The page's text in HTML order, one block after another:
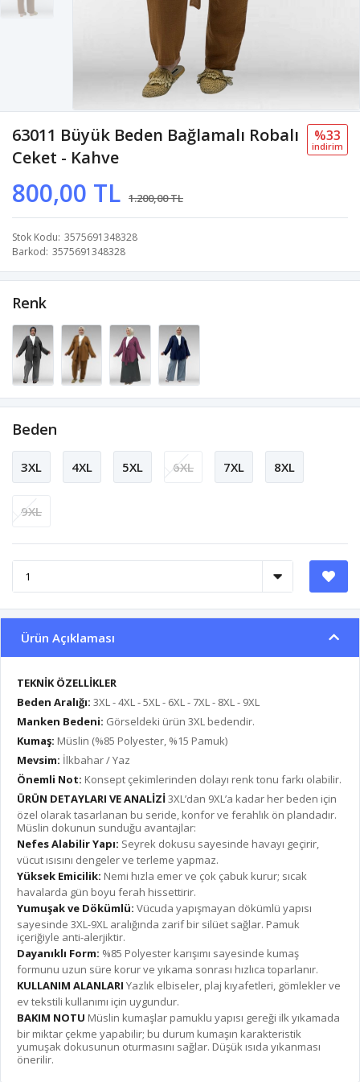
63011 Büyük Beden Bağlamalı Robalı
Ceket - Kahve
800,00 TL 1.200,00 TL
%33
i̇ndi̇ri̇m
Stok Kodu 3575691348328
Barkod 3575691348328
Renk
Beden
3XL 4XL 5XL 6XL 7XL 8XL
9XL
Ürün Açıklaması
TEKNİK ÖZELLİKLER
Beden Aralığı: 3XL - 4XL - 5XL - 6XL - 7XL - 8XL - 9XL
Manken Bedeni: Görseldeki ürün 3XL bedendir.
Kumaş: Müslin (%85 Polyester, %15 Pamuk)
Mevsim: İlkbahar / Yaz
Önemli Not: Konsept çekimlerinden dolayı renk tonu farkı olabilir.
ÜRÜN DETAYLARI VE ANALİZİ 3XL’dan 9XL’a kadar her beden için
özel olarak tasarlanan bu seride, konfor ve ferahlık ön plandadır.
Müslin dokunun sunduğu avantajlar:
Nefes Alabilir Yapı: Seyrek dokusu sayesinde havayı geçirir,
vücut ısısını dengeler ve terleme yapmaz.
Yüksek Emicilik: Nemi hızla emer ve çok çabuk kurur; sıcak
havalarda gün boyu ferah hissettirir.
Yumuşak ve Dökümlü: Vücuda yapışmayan dökümlü yapısı
sayesinde 3XL-9XL aralığında zarif bir silüet sağlar. Pamuk
içeriğiyle anti-alerjiktir.
Dayanıklı Form: %85 Polyester karışımı sayesinde kumaş
formunu uzun süre korur ve yıkama sonrası hızlıca toparlanır.
KULLANIM ALANLARI Yazlık elbiseler, plaj kıyafetleri, gömlekler ve
ev tekstili kullanımı için uygundur.
BAKIM NOTU Müslin kumaşlar pamuklu yapısı gereği ilk yıkamada
bir miktar çekme yapabilir; bu durum kumaşın karakteristik
yumuşak dokusunun oturmasını sağlar. Düşük ısıda yıkanması
önerilir.